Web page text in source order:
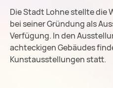
Die Stadt Lohne stellte die
bei seiner Gründung als
Verfügung. In den
achteckigen Gebäudes
Kunstausstellungen statt.